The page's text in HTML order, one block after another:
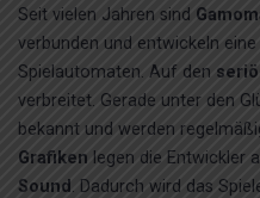
Seit vielen Jahren sind
verbunden und entwickeln
Spielautomaten. Auf den
verbreitet. Gerade unter den
bekannt und werden
Grafiken legen die Entwickler
Sound . Dadurch wird das